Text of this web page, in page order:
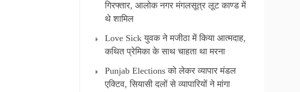
गिरफ्तार, आलोक नगर मंगलसूत्र लूट काण्‍ड में
थे शामिल
Love Sick युवक ने मजीठा में किया आत्मदाह,
कथित प्रेमिका के साथ चाहता था मरना
Punjab Elections को लेकर व्यापार मंडल
एक्टिव, सियासी दलों से व्यापारियों ने मांगा